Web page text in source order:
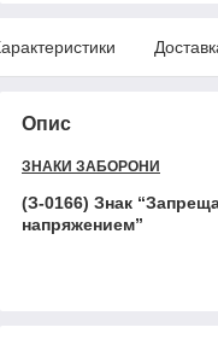
Опис
ЗНАКИ ЗАБОРОНИ
(З-0166) Знак
напряжением”